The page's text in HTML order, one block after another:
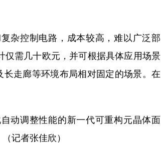
控制电路，成本较高，难以广泛部
仅需几十欧元，并可根据具体应用场景
走廊等环境布局相对固定的场景。在
调整性能的新一代可重构元晶体面
记者张佳欣）